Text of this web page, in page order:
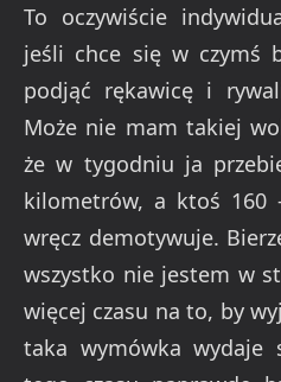
To oczywiście
jeśli chce się w czymś
podjąć rękawicę i
Może nie mam takiej
że w tygodniu ja
kilometrów, a ktoś 160
wręcz demotywuje.
wszystko nie jestem w
więcej czasu na to, by
taka wymówka wydaje